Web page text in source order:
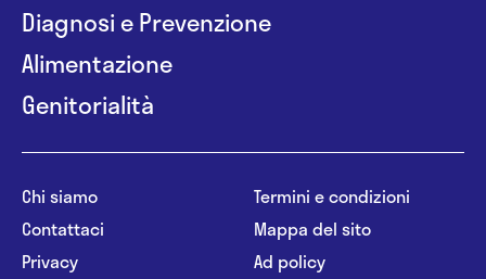
Diagnosi e Prevenzione
Alimentazione
Genitorialità
Chi siamo
Contattaci
Privacy
Termini e condizioni
Mappa del sito
Ad policy